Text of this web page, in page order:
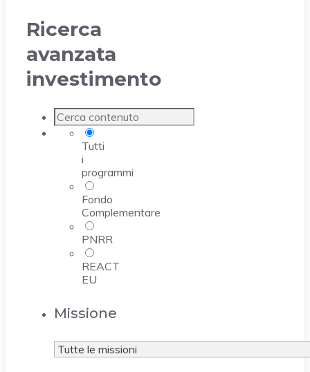
Ricerca
avanzata
investimento
Tutti
i
programmi
Fondo
Complementare
PNRR
REACT
EU
Missione